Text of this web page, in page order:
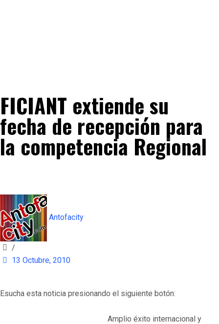
FICIANT extiende su
fecha de recepción para
la competencia Regional
Antofacity
/
13 Octubre, 2010
Esucha esta noticia presionando el siguiente botón:
Amplio éxito internacional y